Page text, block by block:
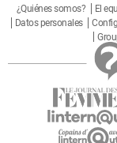
¿Quiénes somos? El
Datos personales